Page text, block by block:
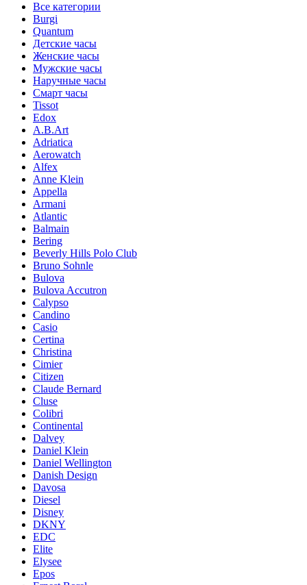
Все категории
Burgi
Quantum
Детские часы
Женские часы
Мужские часы
Наручные часы
Смарт часы
Tissot
Edox
A.B.Art
Adriatica
Aerowatch
Alfex
Anne Klein
Appella
Armani
Atlantic
Balmain
Bering
Beverly Hills Polo Club
Bruno Sohnle
Bulova
Bulova Accutron
Calypso
Candino
Casio
Certina
Christina
Cimier
Citizen
Claude Bernard
Cluse
Colibri
Continental
Dalvey
Daniel Klein
Daniel Wellington
Danish Design
Davosa
Diesel
Disney
DKNY
EDC
Elite
Elysee
Epos